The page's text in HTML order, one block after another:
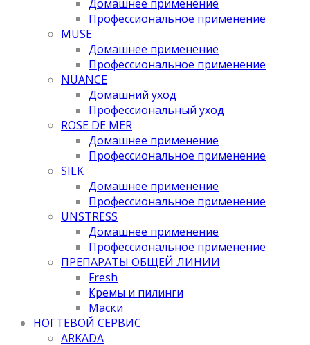
Домашнее применение
Профессиональное применение
MUSE
Домашнее применение
Профессиональное применение
NUANCE
Домашний уход
Профессиональный уход
ROSE DE MER
Домашнее применение
Профессиональное применение
SILK
Домашнее применение
Профессиональное применение
UNSTRESS
Домашнее применение
Профессиональное применение
ПРЕПАРАТЫ ОБЩЕЙ ЛИНИИ
Fresh
Кремы и пилинги
Маски
НОГТЕВОЙ СЕРВИС
ARKADA